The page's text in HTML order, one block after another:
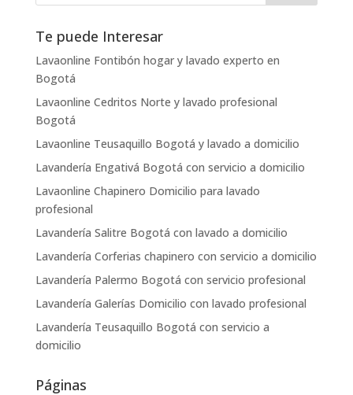
Te puede Interesar
Lavaonline Fontibón hogar y lavado experto en
Bogotá
Lavaonline Cedritos Norte y lavado profesional
Bogotá
Lavaonline Teusaquillo Bogotá y lavado a domicilio
Lavandería Engativá Bogotá con servicio a domicilio
Lavaonline Chapinero Domicilio para lavado
profesional
Lavandería Salitre Bogotá con lavado a domicilio
Lavandería Corferias chapinero con servicio a domicilio
Lavandería Palermo Bogotá con servicio profesional
Lavandería Galerías Domicilio con lavado profesional
Lavandería Teusaquillo Bogotá con servicio a
domicilio
Páginas